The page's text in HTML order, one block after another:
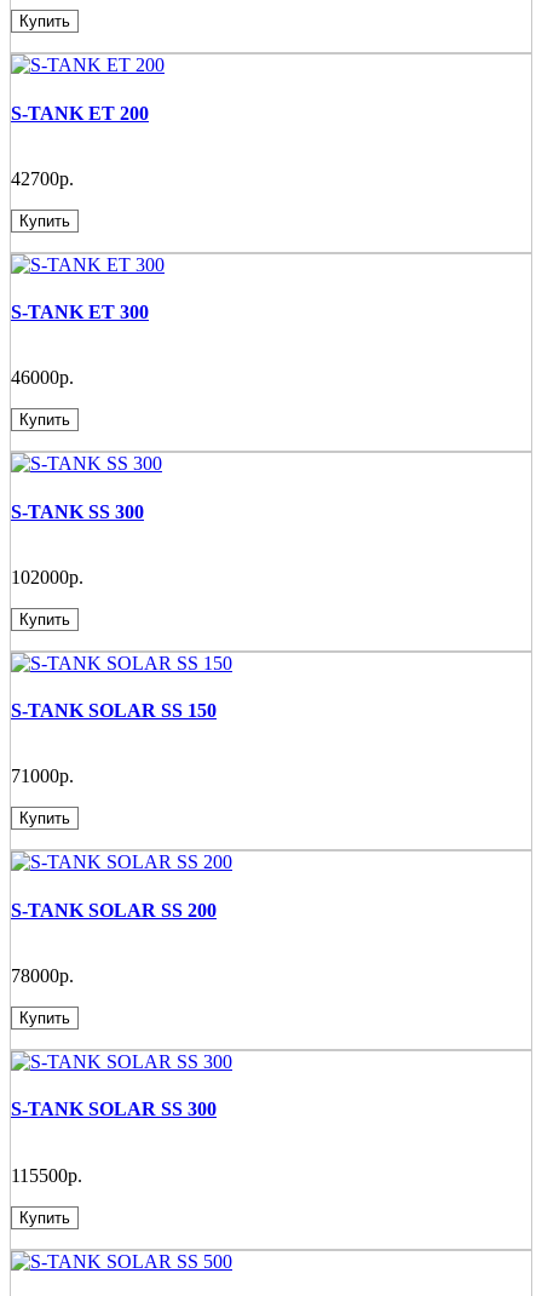
Купить
S-TANK ET 200
42700р.
Купить
S-TANK ET 300
46000р.
Купить
S-TANK SS 300
102000р.
Купить
S-TANK SOLAR SS 150
71000р.
Купить
S-TANK SOLAR SS 200
78000р.
Купить
S-TANK SOLAR SS 300
115500р.
Купить